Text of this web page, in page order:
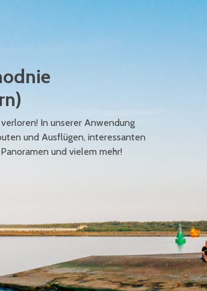
In unserer Anwendung
und Ausflügen, interessanten
und vielem mehr!